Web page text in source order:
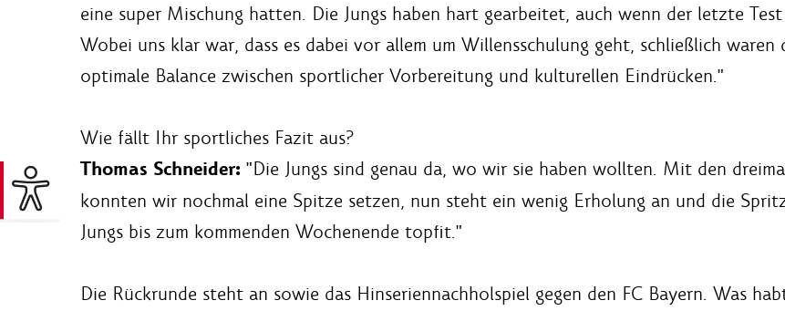
eine super Mischung hatten. Die Jungs haben hart gearbeitet, auch wenn der letzte
Wobei uns klar war, dass es dabei vor allem um Willensschulung geht, schließlich waren
optimale Balance zwischen sportlicher Vorbereitung und kulturellen Eindrücken."
Wie fällt Ihr sportliches Fazit aus?
Thomas Schneider: "Die Jungs sind genau da, wo wir sie haben wollten. Mit den
konnten wir nochmal eine Spitze setzen, nun steht ein wenig Erholung an und die
Jungs bis zum kommenden Wochenende topfit."
Die Rückrunde steht an sowie das Hinseriennachholspiel gegen den FC Bayern. Was